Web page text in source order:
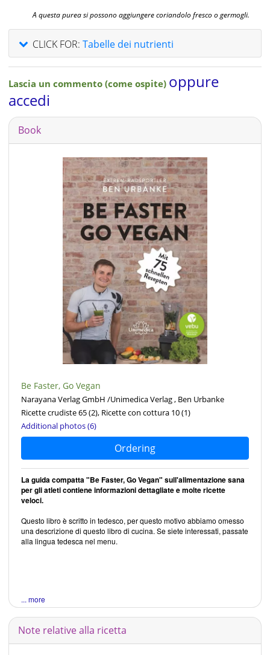
A questa purea si possono aggiungere coriandolo fresco o germogli.
CLICK FOR: Tabelle dei nutrienti
Lascia un commento (come ospite) oppure
accedi
Book
Be Faster, Go Vegan
Narayana Verlag GmbH /Unimedica Verlag , Ben Urbanke
Ricette crudiste 65(2), Ricette con cottura 10(1)
Additional photos (6)
Ordering
La guida compatta "Be Faster, Go Vegan" sull'alimentazione sana
per gli atleti contiene informazioni dettagliate e molte ricette
veloci.
Questo libro è scritto in tedesco, per questo motivo abbiamo omesso
una descrizione di questo libro di cucina. Se siete interessati, passate
alla lingua tedesca nel menu.
... more
Note relative alla ricetta